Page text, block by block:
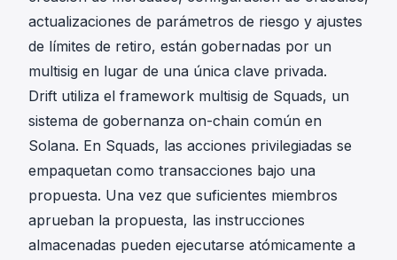
actualizaciones de parámetros de riesgo y ajustes
de límites de retiro, están gobernadas por un
multisig en lugar de una única clave privada.
Drift utiliza el framework multisig de Squads, un
sistema de gobernanza on-chain común en
Solana. En Squads, las acciones privilegiadas se
empaquetan como transacciones bajo una
propuesta. Una vez que suficientes miembros
aprueban la propuesta, las instrucciones
almacenadas pueden ejecutarse atómicamente a